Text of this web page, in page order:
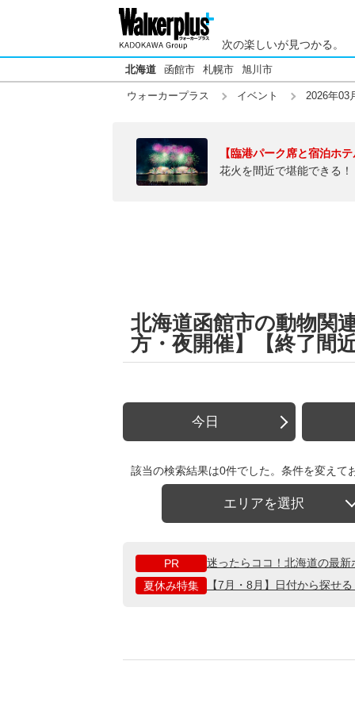
次の楽しいが見つかる。
北海道 函館市 札幌市 旭川市
ウォーカープラス イベント 2026年03
【臨港パーク席と宿泊ホ
花火を間近で堪能できる
北海道函館市の動物関
方・夜開催】【終了間
今日
該当の検索結果は0件でした。条件を変えて
エリアを選択
PR
迷ったらココ！北海道の最
夏休み特集
【7月・8月】日付から探せ